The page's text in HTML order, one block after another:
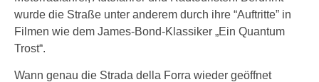
wurde die Straße unter anderem durch ihre “Auftritte” in
Filmen wie dem James-Bond-Klassiker „Ein Quantum
Trost“.
Wann genau die Strada della Forra wieder geöffnet